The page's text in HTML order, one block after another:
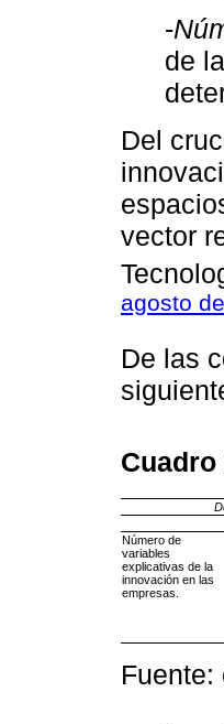
-
de
Del
vector
agosto
De las
Cuadro
Número de
variables
explicativas de la
innovación en las
empresas.
Fuente: